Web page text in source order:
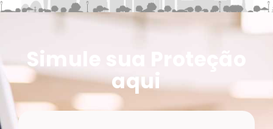
Simule sua Proteção
aqui